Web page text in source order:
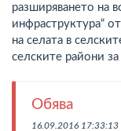
разширяването на
инфраструктура“
на селата в
селските райони
Обява
16.09.2016 17:33:13